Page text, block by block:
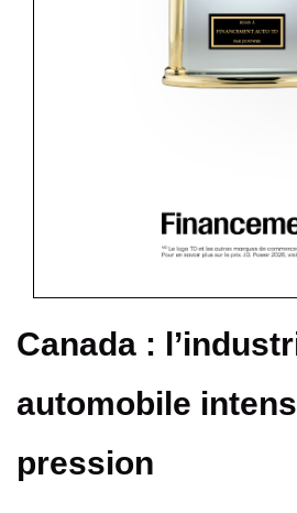
Canada :
automobile
pression